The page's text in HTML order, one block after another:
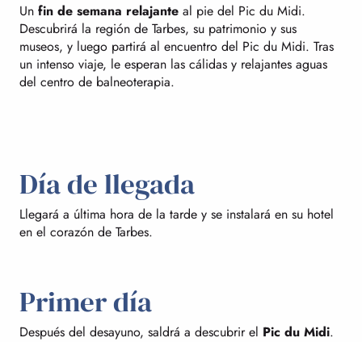
Un fin de semana relajante al pie del Pic du Midi.
Descubrirá la región de Tarbes, su patrimonio y sus
museos, y luego partirá al encuentro del Pic du Midi. Tras
un intenso viaje, le esperan las cálidas y relajantes aguas
del centro de balneoterapia.
Día de llegada
Llegará a última hora de la tarde y se instalará en su hotel
en el corazón de Tarbes.
Primer día
Después del desayuno, saldrá a descubrir el Pic du Midi.